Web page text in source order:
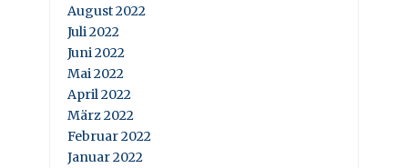
August 2022
Juli 2022
Juni 2022
Mai 2022
April 2022
März 2022
Februar 2022
Januar 2022